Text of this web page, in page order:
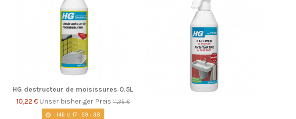
HG destructeur de moisissures 0.5L
10,22 € Unser bisheriger Preis 11,35 €
146 d. 17 :59 :37